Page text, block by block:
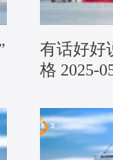
有话好好
格 2025-